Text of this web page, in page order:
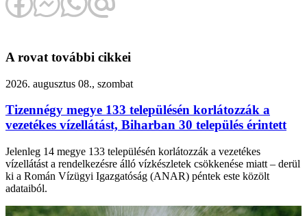
A rovat további cikkei
2026. augusztus 08., szombat
Tizennégy megye 133 településén korlátozzák a
vezetékes vízellátást, Biharban 30 település érintett
Jelenleg 14 megye 133 településén korlátozzák a vezetékes
vízellátást a rendelkezésre álló vízkészletek csökkenése miatt – derül
ki a Román Vízügyi Igazgatóság (ANAR) péntek este közölt
adataiból.